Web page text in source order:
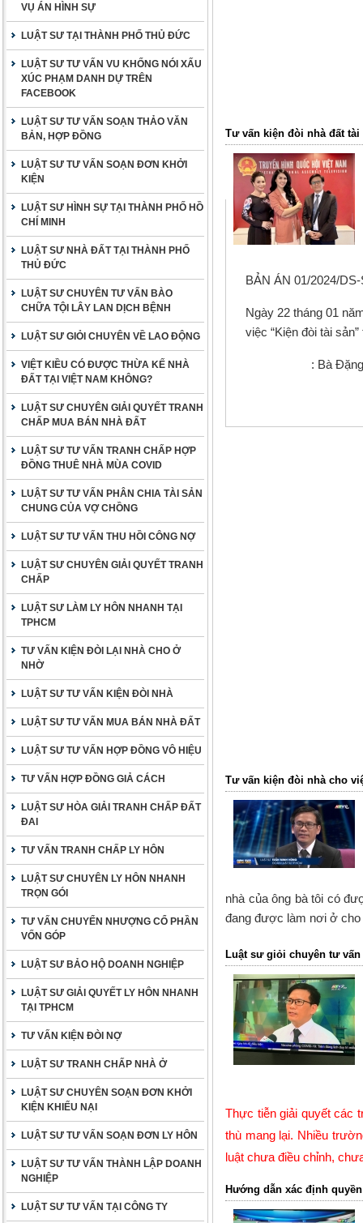
VỤ ÁN HÌNH SỰ
LUẬT SƯ TẠI THÀNH PHỐ THỦ ĐỨC
LUẬT SƯ TƯ VẤN VU KHỐNG NÓI XẤU
XÚC PHẠM DANH DỰ TRÊN
FACEBOOK
LUẬT SƯ TƯ VẤN SOẠN THẢO VĂN
BẢN, HỢP ĐỒNG
LUẬT SƯ TƯ VẤN SOẠN ĐƠN KHỞI
KIỆN
LUẬT SƯ HÌNH SỰ TẠI THÀNH PHỐ HỒ
CHÍ MINH
LUẬT SƯ NHÀ ĐẤT TẠI THÀNH PHỐ
THỦ ĐỨC
LUẬT SƯ CHUYÊN TƯ VẤN BÀO
CHỮA TỘI LÂY LAN DỊCH BỆNH
LUẬT SƯ GIỎI CHUYÊN VỀ LAO ĐỘNG
VIỆT KIỀU CÓ ĐƯỢC THỪA KẾ NHÀ
ĐẤT TẠI VIỆT NAM KHÔNG?
LUẬT SƯ CHUYÊN GIẢI QUYẾT TRANH
CHẤP MUA BÁN NHÀ ĐẤT
LUẬT SƯ TƯ VẤN TRANH CHẤP HỢP
ĐỒNG THUÊ NHÀ MÙA COVID
LUẬT SƯ TƯ VẤN PHÂN CHIA TÀI SẢN
CHUNG CỦA VỢ CHỒNG
LUẬT SƯ TƯ VẤN THU HỒI CÔNG NỢ
LUẬT SƯ CHUYÊN GIẢI QUYẾT TRANH
CHẤP
LUẬT SƯ LÀM LY HÔN NHANH TẠI
TPHCM
TƯ VẤN KIỆN ĐÒI LẠI NHÀ CHO Ở
NHỜ
LUẬT SƯ TƯ VẤN KIỆN ĐÒI NHÀ
LUẬT SƯ TƯ VẤN MUA BÁN NHÀ ĐẤT
LUẬT SƯ TƯ VẤN HỢP ĐỒNG VÔ HIỆU
TƯ VẤN HỢP ĐỒNG GIẢ CÁCH
LUẬT SƯ HÒA GIẢI TRANH CHẤP ĐẤT
ĐAI
TƯ VẤN TRANH CHẤP LY HÔN
LUẬT SƯ CHUYÊN LY HÔN NHANH
TRỌN GÓI
TƯ VẤN CHUYỂN NHƯỢNG CỔ PHẦN
VỐN GÓP
LUẬT SƯ BẢO HỘ DOANH NGHIỆP
LUẬT SƯ GIẢI QUYẾT LY HÔN NHANH
TẠI TPHCM
TƯ VẤN KIỆN ĐÒI NỢ
LUẬT SƯ TRANH CHẤP NHÀ Ở
LUẬT SƯ CHUYÊN SOẠN ĐƠN KHỞI
KIỆN KHIẾU NẠI
LUẬT SƯ TƯ VẤN SOẠN ĐƠN LY HÔN
LUẬT SƯ TƯ VẤN THÀNH LẬP DOANH
NGHIỆP
LUẬT SƯ TƯ VẤN TẠI CÔNG TY
Tư vấn kiện đòi nhà đất tài
BẢN ÁN 01/2024/
Ngày 22 tháng 01
việc “Kiện đòi tài
: Bà
Tư vấn kiện đòi nhà cho
nhà của ông bà tôi có
đang được làm nơi ở
Luật sư giỏi chuyên tư
Thực tiễn giải quyết các
thù mang lại. Nhiều
luật chưa điều chỉnh,
Hướng dẫn xác định